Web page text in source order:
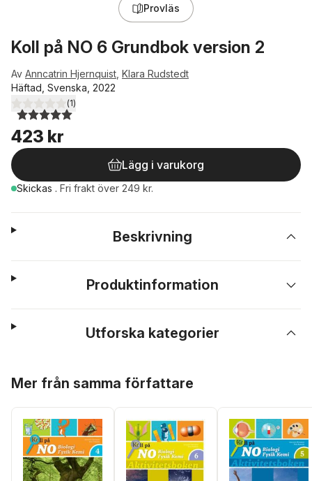
Provläs
Koll på NO 6 Grundbok version 2
Av Anncatrin Hjernquist Klara Rudstedt
Häftad, Svenska, 2022
5,0utav 5 stjärnor. Totalt antal röster:
(1)
423 kr
Lägg i varukorg
Skickas . Fri frakt över 249 kr.
Beskrivning
Produktinformation
Utforska kategorier
Mer från samma författare